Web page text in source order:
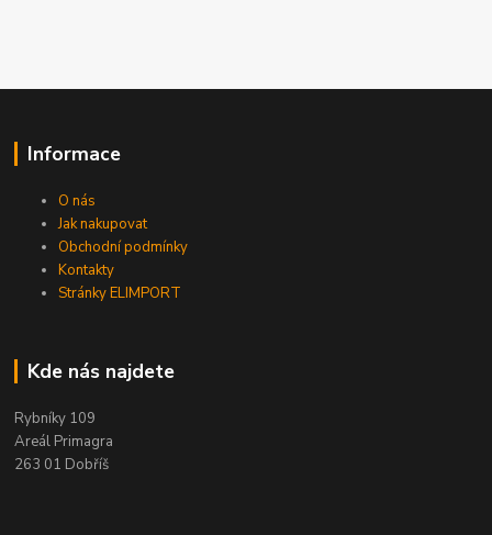
Informace
O nás
Jak nakupovat
Obchodní podmínky
Kontakty
Stránky ELIMPORT
Kde nás najdete
Rybníky 109
Areál Primagra
263 01 Dobříš